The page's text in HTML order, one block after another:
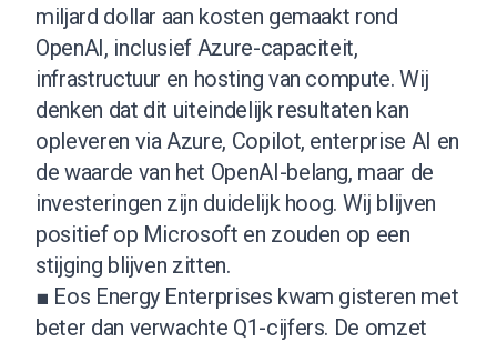
miljard dollar aan kosten gemaakt rond
OpenAI, inclusief Azure-capaciteit,
infrastructuur en hosting van compute. Wij
denken dat dit uiteindelijk resultaten kan
opleveren via Azure, Copilot, enterprise AI en
de waarde van het OpenAI-belang, maar de
investeringen zijn duidelijk hoog. Wij blijven
positief op Microsoft en zouden op een
stijging blijven zitten.
■ Eos Energy Enterprises kwam gisteren met
beter dan verwachte Q1-cijfers. De omzet